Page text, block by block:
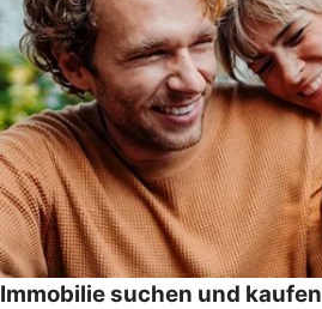
Immobilie suchen und kaufen